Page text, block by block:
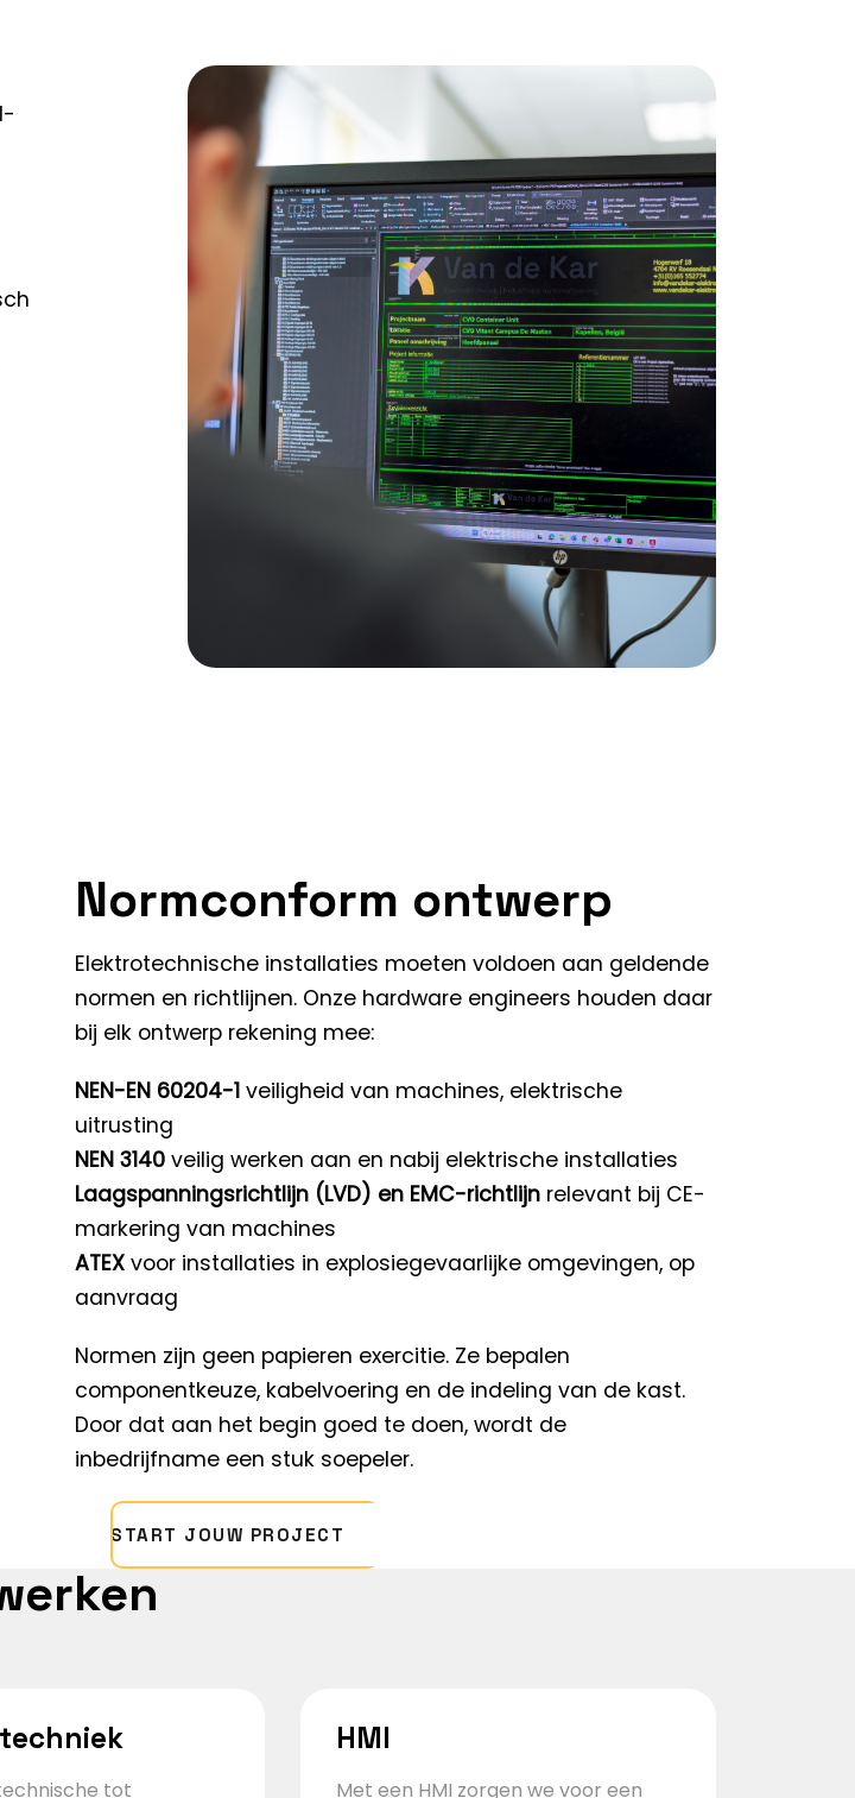
Normconform ontwerp
Elektrotechnische installaties moeten voldoen aan geldende
normen en richtlijnen. Onze hardware engineers houden daar
bij elk ontwerp rekening mee:
NEN-EN 60204-1 veiligheid van machines, elektrische
uitrusting
NEN 3140 veilig werken aan en nabij elektrische installaties
Laagspanningsrichtlijn (LVD) en EMC-richtlijn relevant bij CE-
markering van machines
ATEX voor installaties in explosiegevaarlijke omgevingen, op
aanvraag
Normen zijn geen papieren exercitie. Ze bepalen
componentkeuze, kabelvoering en de indeling van de kast.
Door dat aan het begin goed te doen, wordt de
inbedrijfname een stuk soepeler.
START JOUW PROJECT
tot
HMI
Met een HMI zorgen we voor een